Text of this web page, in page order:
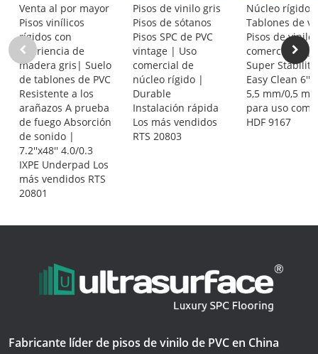
Venta al por mayor
Pisos vinílicos
rígidos con
apariencia de
madera gris| Suelo
de tablones de PVC
Resistente a los
arañazos A prueba
de fuego Absorción
de sonido |
7.2''x48'' 4.0/0.3
IXPE Underpad Los
más vendidos RTS
20801
Pisos de vinilo gris
Pisos de sótanos
Pisos SPC de PVC
vintage | Uso
comercial de
núcleo rígido |
Durable
Instalación rápida
Los más vendidos
RTS 20803
Núcleo rígido
Tablones de
Pisos de vinilo
comerciales |
Super Stability
Easy Clean
5,5 mm/0,5
para uso
HDF 9167
Fabricante líder de pisos de vinilo de PVC en China